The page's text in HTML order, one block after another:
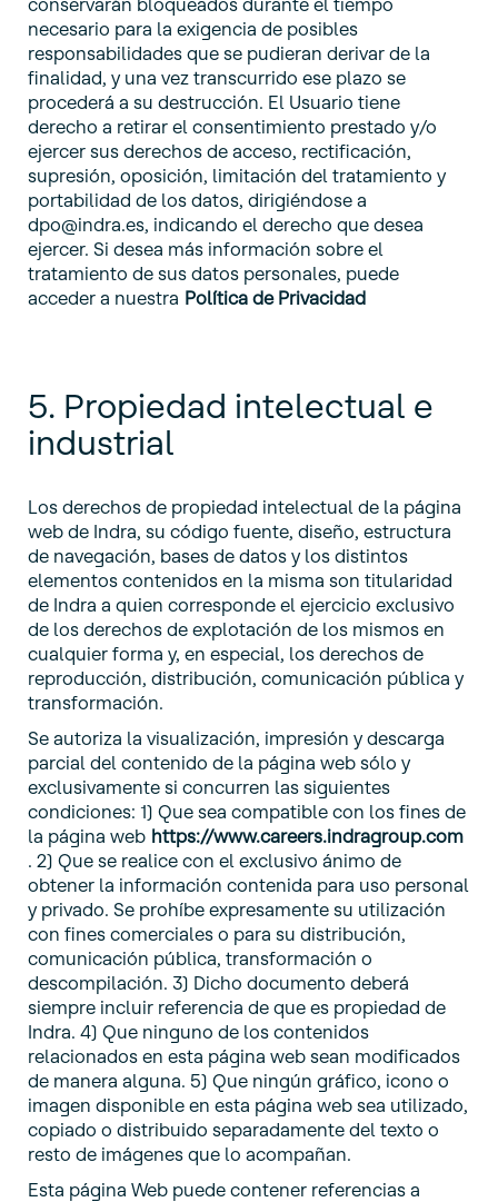
conservarán bloqueados durante el tiempo
necesario para la exigencia de posibles
responsabilidades que se pudieran derivar de la
finalidad, y una vez transcurrido ese plazo se
procederá a su destrucción. El Usuario tiene
derecho a retirar el consentimiento prestado y/o
ejercer sus derechos de acceso, rectificación,
supresión, oposición, limitación del tratamiento y
portabilidad de los datos, dirigiéndose a
dpo@indra.es, indicando el derecho que desea
ejercer. Si desea más información sobre el
tratamiento de sus datos personales, puede
acceder a nuestra Política de Privacidad
5. Propiedad intelectual e
industrial
Los derechos de propiedad intelectual de la página
web de Indra, su código fuente, diseño, estructura
de navegación, bases de datos y los distintos
elementos contenidos en la misma son titularidad
de Indra a quien corresponde el ejercicio exclusivo
de los derechos de explotación de los mismos en
cualquier forma y, en especial, los derechos de
reproducción, distribución, comunicación pública y
transformación.
Se autoriza la visualización, impresión y descarga
parcial del contenido de la página web sólo y
exclusivamente si concurren las siguientes
condiciones: 1) Que sea compatible con los fines de
la página web https://www.careers.indragroup.com
. 2) Que se realice con el exclusivo ánimo de
obtener la información contenida para uso personal
y privado. Se prohíbe expresamente su utilización
con fines comerciales o para su distribución,
comunicación pública, transformación o
descompilación. 3) Dicho documento deberá
siempre incluir referencia de que es propiedad de
Indra. 4) Que ninguno de los contenidos
relacionados en esta página web sean modificados
de manera alguna. 5) Que ningún gráfico, icono o
imagen disponible en esta página web sea utilizado,
copiado o distribuido separadamente del texto o
resto de imágenes que lo acompañan.
Esta página Web puede contener referencias a